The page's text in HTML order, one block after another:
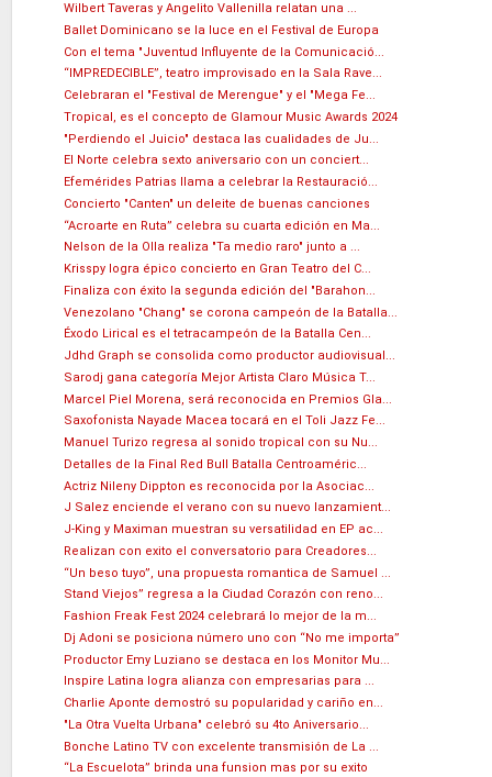
Wilbert Taveras y Angelito Vallenilla relatan una ...
Ballet Dominicano se la luce en el Festival de Europa
Con el tema "Juventud Influyente de la Comunicació...
“IMPREDECIBLE”, teatro improvisado en la Sala Rave...
Celebraran el "Festival de Merengue" y el "Mega Fe...
Tropical, es el concepto de Glamour Music Awards 2024
"Perdiendo el Juicio" destaca las cualidades de Ju...
El Norte celebra sexto aniversario con un conciert...
Efemérides Patrias llama a celebrar la Restauració...
Concierto "Canten" un deleite de buenas canciones
“Acroarte en Ruta” celebra su cuarta edición en Ma...
Nelson de la Olla realiza "Ta medio raro" junto a ...
Krisspy logra épico concierto en Gran Teatro del C...
Finaliza con éxito la segunda edición del "Barahon...
Venezolano "Chang" se corona campeón de la Batalla...
Éxodo Lirical es el tetracampeón de la Batalla Cen...
Jdhd Graph se consolida como productor audiovisual...
Sarodj gana categoría Mejor Artista Claro Música T...
Marcel Piel Morena, será reconocida en Premios Gla...
Saxofonista Nayade Macea tocará en el Toli Jazz Fe...
Manuel Turizo regresa al sonido tropical con su Nu...
Detalles de la Final Red Bull Batalla Centroaméric...
Actriz Nileny Dippton es reconocida por la Asociac...
J Salez enciende el verano con su nuevo lanzamient...
J-King y Maximan muestran su versatilidad en EP ac...
Realizan con exito el conversatorio para Creadores...
“Un beso tuyo”, una propuesta romantica de Samuel ...
Stand Viejos” regresa a la Ciudad Corazón con reno...
Fashion Freak Fest 2024 celebrará lo mejor de la m...
Dj Adoni se posiciona número uno con “No me importa”
Productor Emy Luziano se destaca en los Monitor Mu...
Inspire Latina logra alianza con empresarias para ...
Charlie Aponte demostró su popularidad y cariño en...
"La Otra Vuelta Urbana" celebró su 4to Aniversario...
Bonche Latino TV con excelente transmisión de La ...
“La Escuelota” brinda una funsion mas por su exito